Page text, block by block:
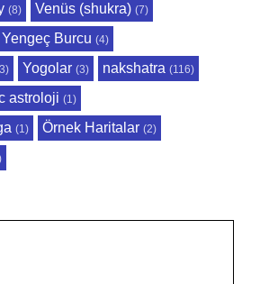
(8) Venüs (shukra) (7)
Yengeç Burcu (4)
Yogolar (3) nakshatra (116)
astroloji (1)
(1) Örnek Haritalar (2)